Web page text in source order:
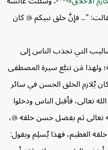
فإنَّ خلق نبيكمكان
التي تجذب الناس إلى
مَن تتبَّع سيرة المصطفى
الخلق الحسن في سائر
فأقبل الناس ودخلوا
ثم بفضل حسن خلقه،
فهذا يُسلِم ويقول: